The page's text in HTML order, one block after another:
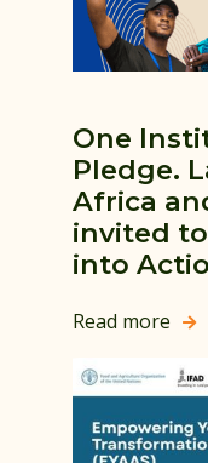
One
Pledge.
Africa
invited
into
Read more 